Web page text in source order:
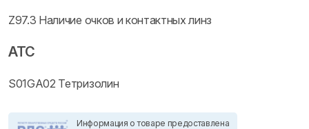
Z97.3 Наличие очков и контактных линз
ATC
S01GA02 Тетризолин
Информация о товаре предоставлена